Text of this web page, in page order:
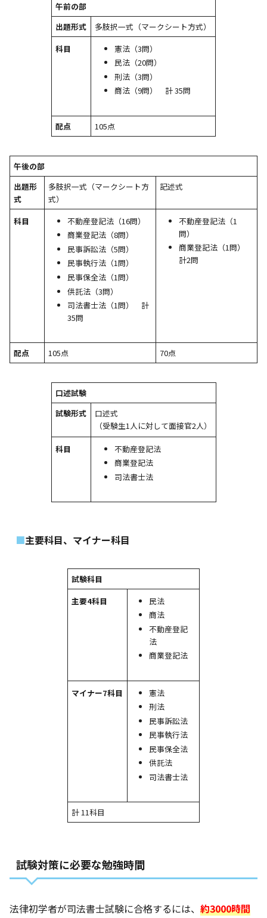
午前の部
出題形式
多肢択一式（マークシート方式）
科目
憲法（3問）
民法（20問）
刑法（3問）
商法（9問） 計 35問
配点 105点
午後の部
出題形
式
多肢択一式（マークシート方
式）
記述式
科目
不動産登記法（16問）
商業登記法（8問）
民事訴訟法（5問）
民事執行法（1問）
民事保全法（1問）
供託法（3問）
司法書士法（1問） 計
35問
不動産登記法（1
問）
商業登記法（1問）
計2問
配点 105点 70点
口述試験
試験形式
口述式
（受験生1人に対して面接官2人）
科目
不動産登記法
商業登記法
司法書士法
主要科目、マイナー科目
試験科目
主要4科目
民法
商法
不動産登記
法
商業登記法
マイナー7科目
憲法
刑法
民事訴訟法
民事執行法
民事保全法
供託法
司法書士法
計 11科目
試験対策に必要な勉強時間
法律初学者が司法書士試験に合格するには、 約3000時間